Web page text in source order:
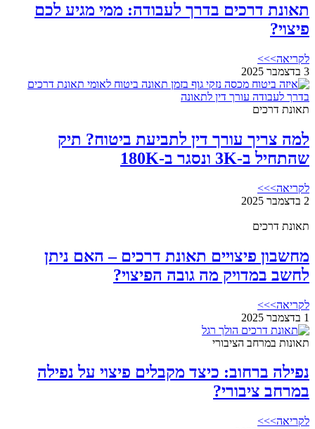
תאונת דרכים בדרך לעבודה: ממי מגיע לכם
פיצוי?
לקריאה>>>
3 בדצמבר 2025
תאונת דרכים
למה צריך עורך דין לתביעת ביטוח? תיק
שהתחיל ב-3K ונסגר ב-180K
לקריאה>>>
2 בדצמבר 2025
תאונת דרכים
מחשבון פיצויים תאונת דרכים – האם ניתן
לחשב במדויק מה גובה הפיצוי?
לקריאה>>>
1 בדצמבר 2025
תאונות במרחב הציבורי
נפילה ברחוב: כיצד מקבלים פיצוי על נפילה
במרחב ציבורי?
לקריאה>>>